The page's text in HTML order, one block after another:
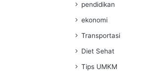
pendidikan
ekonomi
Transportasi
Diet Sehat
Tips UMKM